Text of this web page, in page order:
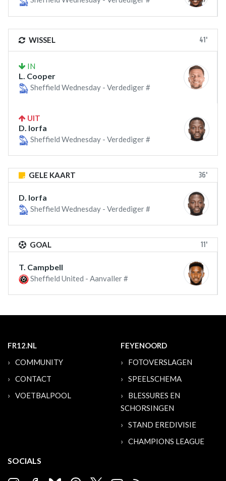
WISSEL 41'
IN
L. Cooper
Sheffield Wednesday - Verdediger #
UIT
D. Iorfa
Sheffield Wednesday - Verdediger #
GELE KAART 36'
D. Iorfa
Sheffield Wednesday - Verdediger #
GOAL 11'
T. Campbell
Sheffield United - Aanvaller #
FR12.NL
COMMUNITY
CONTACT
VOETBALPOOL
FEYENOORD
FOTOVERSLAGEN
SPEELSCHEMA
BLESSURES EN
SCHORSINGEN
STAND EREDIVISIE
CHAMPIONS LEAGUE
SOCIALS